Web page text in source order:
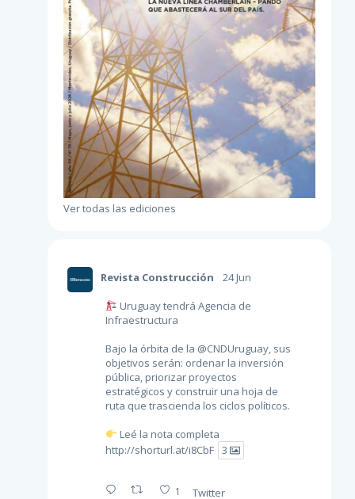
Ver todas las ediciones
Revista Construcción
24 Jun
Uruguay tendrá Agencia de
Infraestructura
Bajo la órbita de la @CNDUruguay, sus
objetivos serán: ordenar la inversión
pública, priorizar proyectos
estratégicos y construir una hoja de
ruta que trascienda los ciclos políticos.
Leé la nota completa
http://shorturl.at/i8CbF 3
1 Twitter